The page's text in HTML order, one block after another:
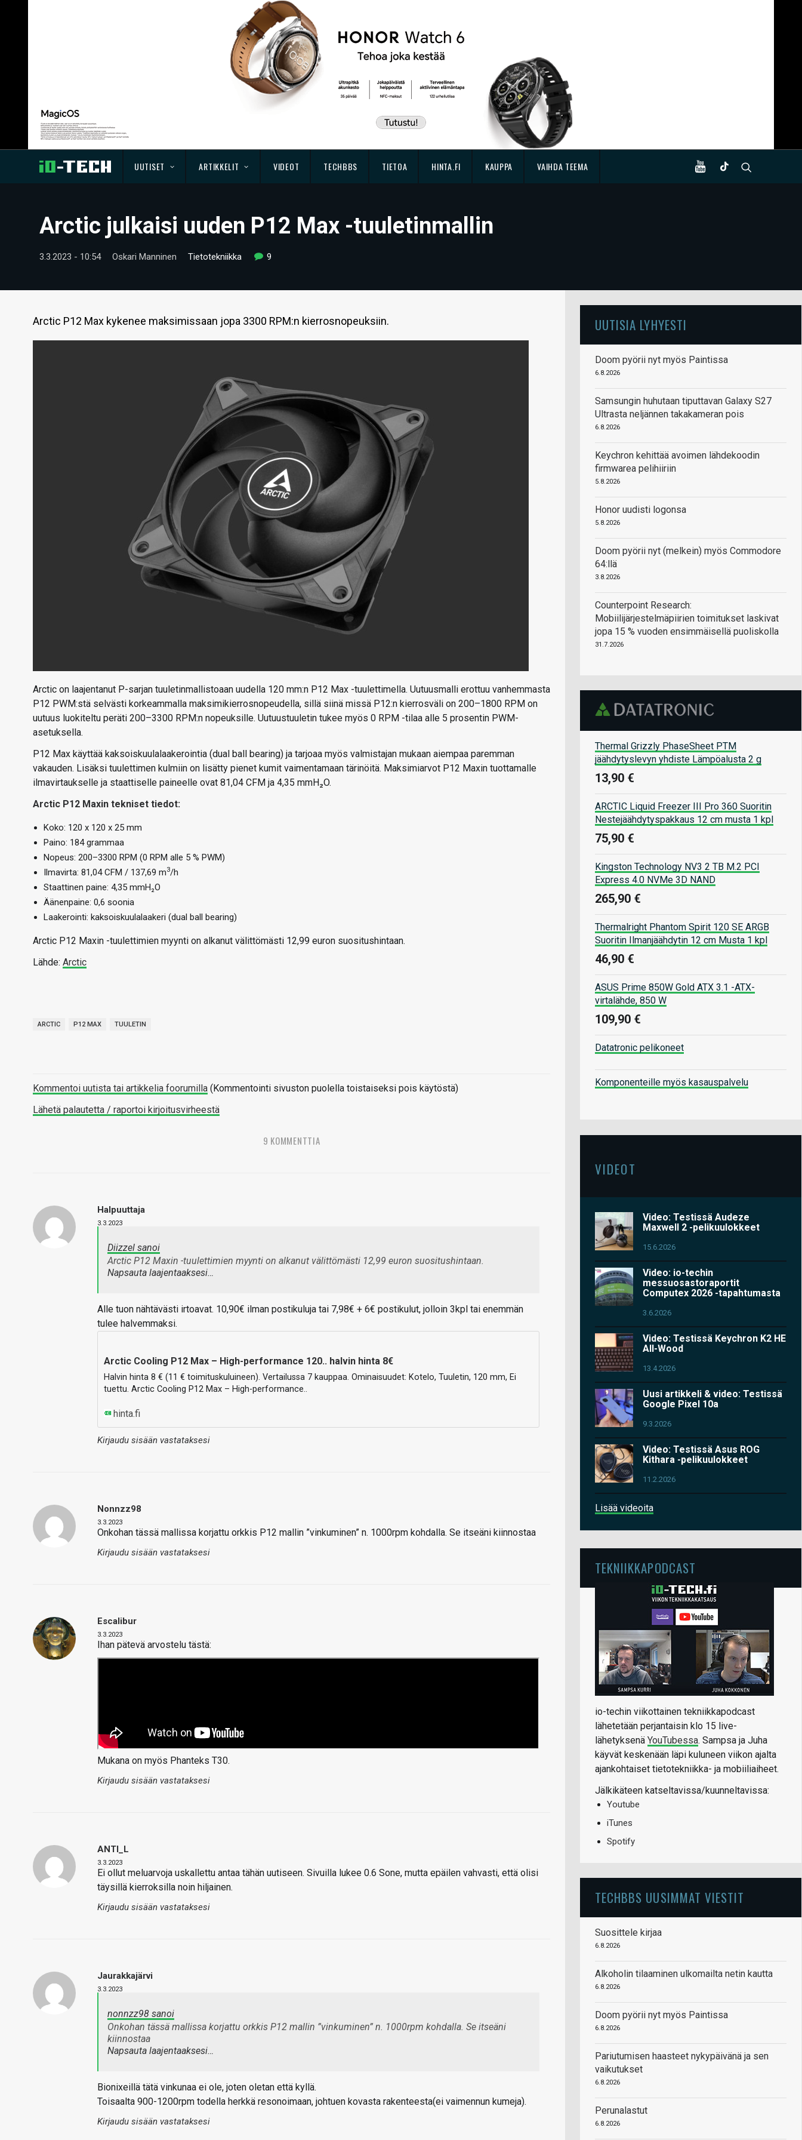
UUTISET ARTIKKELIT VIDEOT TECHBBS TIETOA HINTA.FI KAUPPA VAIHDA TEEMA
Arctic julkaisi uuden P12 Max -tuuletinmallin
3.3.2023 - 10:54 Oskari Manninen Tietotekniikka 9
Arctic P12 Max kykenee maksimissaan jopa 3300 RPM:n kierrosnopeuksiin.
Arctic on laajentanut P-sarjan tuuletinmallistoaan uudella 120 mm:n P12 Max -tuulettimella. Uutuusmalli erottuu vanhemmasta
P12 PWM:stä selvästi korkeammalla maksimikierrosnopeudella, sillä siinä missä P12:n kierrosväli on 200–1800 RPM on
uutuus luokiteltu peräti 200–3300 RPM:n nopeuksille. Uutuustuuletin tukee myös 0 RPM -tilaa alle 5 prosentin PWM-
asetuksella.
P12 Max käyttää kaksoiskuulalaakerointia (dual ball bearing) ja tarjoaa myös valmistajan mukaan aiempaa paremman
vakauden. Lisäksi tuulettimen kulmiin on lisätty pienet kumit vaimentamaan tärinöitä. Maksimiarvot P12 Maxin tuottamalle
ilmavirtaukselle ja staattiselle paineelle ovat 81,04 CFM ja 4,35 mmH₂O.
Arctic P12 Maxin tekniset tiedot:
Koko: 120 x 120 x 25 mm
Paino: 184 grammaa
Nopeus: 200–3300 RPM (0 RPM alle 5 % PWM)
Ilmavirta: 81,04 CFM / 137,69 m3/h
Staattinen paine: 4,35 mmH₂O
Äänenpaine: 0,6 soonia
Laakerointi: kaksoiskuulalaakeri (dual ball bearing)
Arctic P12 Maxin -tuulettimien myynti on alkanut välittömästi 12,99 euron suositushintaan.
Lähde: Arctic
ARCTIC P12 MAX TUULETIN
Kommentoi uutista tai artikkelia foorumilla (Kommentointi sivuston puolella toistaiseksi pois käytöstä)
Lähetä palautetta / raportoi kirjoitusvirheestä
9 KOMMENTTIA
Halpuuttaja
3.3.2023
Diizzel sanoi
Arctic P12 Maxin -tuulettimien myynti on alkanut välittömästi 12,99 euron suositushintaan.
Napsauta laajentaaksesi…
Alle tuon nähtävästi irtoavat. 10,90€ ilman postikuluja tai 7,98€ + 6€ postikulut, jolloin 3kpl tai enemmän
tulee halvemmaksi.
Arctic Cooling P12 Max – High-performance 120.. halvin hinta 8€
Halvin hinta 8 € (11 € toimituskuluineen). Vertailussa 7 kauppaa. Ominaisuudet: Kotelo, Tuuletin, 120 mm, Ei
tuettu. Arctic Cooling P12 Max – High-performance..
hinta.fi
Kirjaudu sisään vastataksesi
Nonnzz98
3.3.2023
Onkohan tässä mallissa korjattu orkkis P12 mallin ”vinkuminen” n. 1000rpm kohdalla. Se itseäni kiinnostaa
Kirjaudu sisään vastataksesi
Escalibur
3.3.2023
Ihan pätevä arvostelu tästä:
Mukana on myös Phanteks T30.
Kirjaudu sisään vastataksesi
ANTI_L
3.3.2023
Ei ollut meluarvoja uskallettu antaa tähän uutiseen. Sivuilla lukee 0.6 Sone, mutta epäilen vahvasti, että olisi
täysillä kierroksilla noin hiljainen.
Kirjaudu sisään vastataksesi
Jaurakkajärvi
3.3.2023
nonnzz98 sanoi
Onkohan tässä mallissa korjattu orkkis P12 mallin ”vinkuminen” n. 1000rpm kohdalla. Se itseäni
kiinnostaa
Napsauta laajentaaksesi…
Bionixeillä tätä vinkunaa ei ole, joten oletan että kyllä.
Toisaalta 900-1200rpm todella herkkä resonoimaan, johtuen kovasta rakenteesta(ei vaimennun kumeja).
Kirjaudu sisään vastataksesi
UUTISIA LYHYESTI
Doom pyörii nyt myös Paintissa
6.8.2026
Samsungin huhutaan tiputtavan Galaxy S27
Ultrasta neljännen takakameran pois
6.8.2026
Keychron kehittää avoimen lähdekoodin
firmwarea pelihiiriin
5.8.2026
Honor uudisti logonsa
5.8.2026
Doom pyörii nyt (melkein) myös Commodore
64:llä
3.8.2026
Counterpoint Research:
Mobiilijärjestelmäpiirien toimitukset laskivat
jopa 15 % vuoden ensimmäisellä puoliskolla
31.7.2026
Thermal Grizzly PhaseSheet PTM
jäähdytyslevyn yhdiste Lämpöalusta 2 g
13,90 €
ARCTIC Liquid Freezer III Pro 360 Suoritin
Nestejäähdytyspakkaus 12 cm musta 1 kpl
75,90 €
Kingston Technology NV3 2 TB M.2 PCI
Express 4.0 NVMe 3D NAND
265,90 €
Thermalright Phantom Spirit 120 SE ARGB
Suoritin Ilmanjäähdytin 12 cm Musta 1 kpl
46,90 €
ASUS Prime 850W Gold ATX 3.1 -ATX-
virtalähde, 850 W
109,90 €
Datatronic pelikoneet
Komponenteille myös kasauspalvelu
VIDEOT
Video: Testissä Audeze
Maxwell 2 -pelikuulokkeet
15.6.2026
Video: io-techin
messuosastoraportit
Computex 2026 -tapahtumasta
3.6.2026
Video: Testissä Keychron K2 HE
All-Wood
13.4.2026
Uusi artikkeli & video: Testissä
Google Pixel 10a
9.3.2026
Video: Testissä Asus ROG
Kithara -pelikuulokkeet
11.2.2026
Lisää videoita
TEKNIIKKAPODCAST
io-techin viikottainen tekniikkapodcast
lähetetään perjantaisin klo 15 live-
lähetyksenä YouTubessa. Sampsa ja Juha
käyvät keskenään läpi kuluneen viikon ajalta
ajankohtaiset tietotekniikka- ja mobiiliaiheet.
Jälkikäteen katseltavissa/kuunneltavissa:
Youtube
iTunes
Spotify
TECHBBS UUSIMMAT VIESTIT
Suosittele kirjaa
6.8.2026
Alkoholin tilaaminen ulkomailta netin kautta
6.8.2026
Doom pyörii nyt myös Paintissa
6.8.2026
Pariutumisen haasteet nykypäivänä ja sen
vaikutukset
6.8.2026
Perunalastut
6.8.2026